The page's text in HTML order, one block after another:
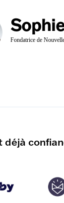
Fondatrice de
déjà